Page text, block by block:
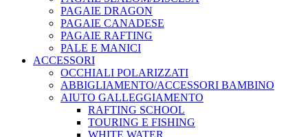
PAGAIE DRAGON
PAGAIE CANADESE
PAGAIE RAFTING
PALE E MANICI
ACCESSORI
OCCHIALI POLARIZZATI
ABBIGLIAMENTO/ACCESSORI BAMBINO
AIUTO GALLEGGIAMENTO
RAFTING SCHOOL
TOURING E FISHING
WHITE WATER